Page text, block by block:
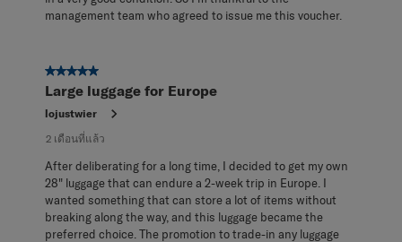
management team who agreed to issue me this voucher.
5 จาก 5 ดาว
Large luggage for Europe
lojustwier
2 เดือนที่แล้ว
After deliberating for a long time, I decided to get my own
28" luggage that can endure a 2-week trip in Europe. I
wanted something that can store a lot of items without
breaking along the way, and this luggage became the
preferred choice. The promotion to trade-in any luggage